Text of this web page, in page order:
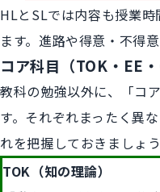
HLとSLでは内容も授業
ます。進路や得意・不得
コア科目（TOK・EE
教科の勉強以外に、「コ
す。それぞれまったく異
れを把握しておきましょう
TOK（知の理論）